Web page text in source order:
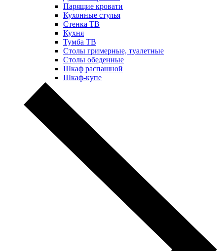
Парящие кровати
Кухонные стулья
Стенка ТВ
Кухня
Тумба ТВ
Столы гримерные, туалетные
Столы обеденные
Шкаф распашной
Шкаф-купе